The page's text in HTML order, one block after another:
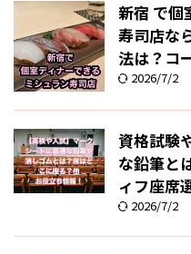
新宿 で個
寿司店な
法は？コ
2026/7/2
資格試験
な鉛筆と
ィフ座席
2026/7/2